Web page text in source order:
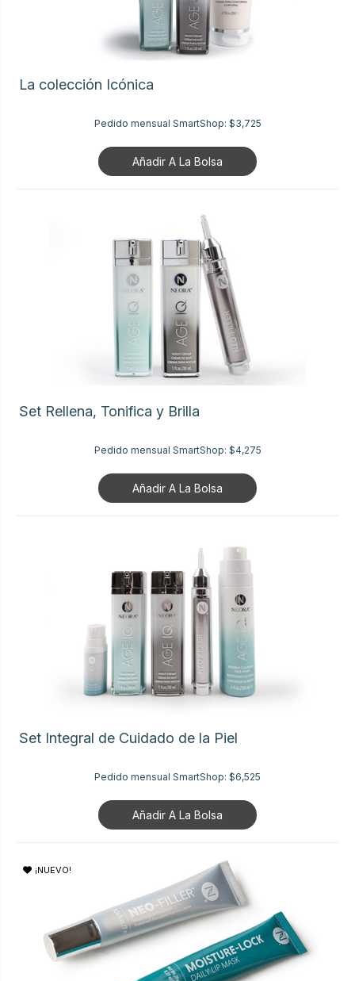
La colección Icónica
Pedido mensual SmartShop: $3,725
Añadir A La Bolsa
Set Rellena, Tonifica y Brilla
Pedido mensual SmartShop: $4,275
Añadir A La Bolsa
Set Integral de Cuidado de la Piel
Pedido mensual SmartShop: $6,525
Añadir A La Bolsa
¡NUEVO!